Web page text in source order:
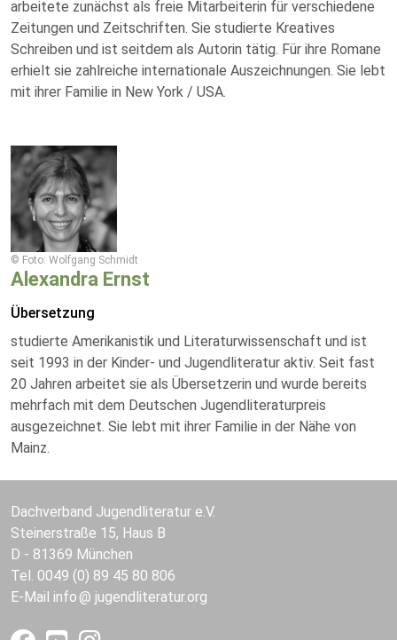
arbeitete zunächst als freie Mitarbeiterin für verschiedene
Zeitungen und Zeitschriften. Sie studierte Kreatives
Schreiben und ist seitdem als Autorin tätig. Für ihre Romane
erhielt sie zahlreiche internationale Auszeichnungen. Sie lebt
mit ihrer Familie in New York / USA.
© Foto: Wolfgang Schmidt
Alexandra Ernst
Übersetzung
studierte Amerikanistik und Literaturwissenschaft und ist
seit 1993 in der Kinder- und Jugendliteratur aktiv. Seit fast
20 Jahren arbeitet sie als Übersetzerin und wurde bereits
mehrfach mit dem Deutschen Jugendliteraturpreis
ausgezeichnet. Sie lebt mit ihrer Familie in der Nähe von
Mainz.
Dachverband Jugendliteratur e.V.
Steinerstraße 15, Haus B
D - 81369 München
Tel. 0049 (0) 89 45 80 806
E-Mail info jugendliteratur.org